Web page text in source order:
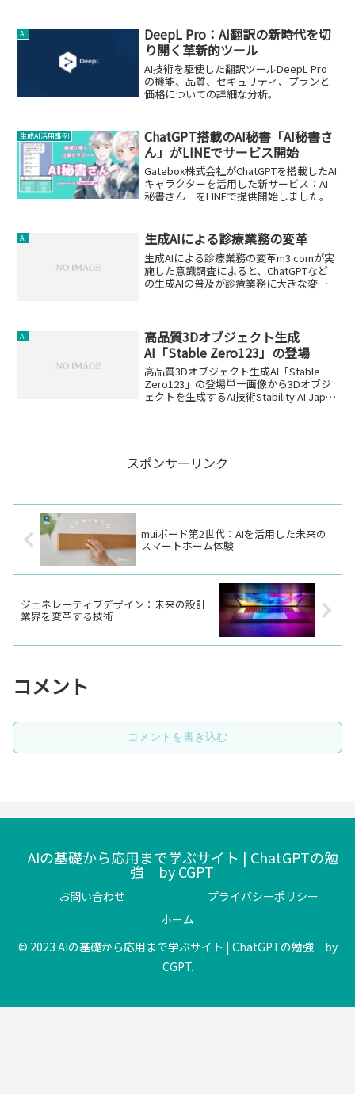
AI
DeepL Pro：AI翻訳の新時代を切
り開く革新的ツール
AI技術を駆使した翻訳ツールDeepL Pro
の機能、品質、セキュリティ、プランと
価格についての詳細な分析。
生成AI活用事例
ChatGPT搭載のAI秘書「AI秘書さ
ん」がLINEでサービス開始
Gatebox株式会社がChatGPTを搭載したAI
キャラクターを活用した新サービス：AI
秘書さん をLINEで提供開始しました。
AI 生成AIによる診療業務の変革
生成AIによる診療業務の変革m3.comが実
施した意識調査によると、ChatGPTなど
の生成AIの普及が診療業務に大きな変化
AI
高品質3Dオブジェクト生成
AI「Stable Zero123」の登場
高品質3Dオブジェクト生成AI「Stable
Zero123」の登場単一画像から3Dオブジ
ェクトを生成するAI技術Stability AI Japan
スポンサーリンク
muiボード第2世代：AIを活用した未来の
スマートホーム体験
ジェネレーティブデザイン：未来の設計
業界を変革する技術
コメント
コメントを書き込む
AIの基礎から応用まで学ぶサイト | ChatGPTの勉
強 by CGPT
お問い合わせ
プライバシーポリシー
ホーム
© 2023 AIの基礎から応用まで学ぶサイト | ChatGPTの勉強 by
CGPT.